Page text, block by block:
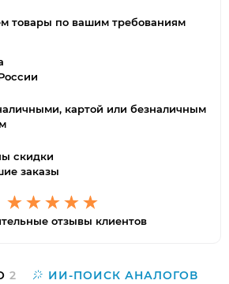
товары по вашим требованиям
картой или безналичным
скидки
заказы
отзывы клиентов
2 ИИ-ПОИСК АНАЛОГОВ